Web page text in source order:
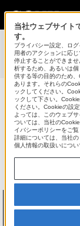
使いかたマニュ
BDZ-ZT3500 /
BDZ-ZW1500 /
ブ
サ
ブルーレイディスク/
BDZ-
BDZ-
当社ウェブサイト
す。
プライバシー設定、ロ
用者のアクションに応
停止することができま
析するため、あるいは
供する等の目的のため
あります。それらの
ックしてください。
ックして下さい。
ください。Cookieの設
よっては、このウェブ
ついては、当社の
イバシーポリシーをご覧
詳細については、当社の
個人情報の取扱いについ